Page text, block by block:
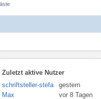
Zuletzt aktive Nutzer
schriftsteller-stefansengestern
Max
vor 8 Tagen